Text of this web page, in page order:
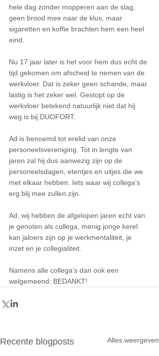
hele dag zonder mopperen aan de slag,
geen brood mee naar de klus, maar
sigaretten en koffie brachten hem een heel
eind.
Nu 17 jaar later is het voor hem dus echt de
tijd gekomen om afscheid te nemen van de
werkvloer. Dat is zeker geen schande, maar
lastig is het zeker wel. Gestopt op de
werkvloer betekend natuurlijk niet dat hij
weg is bij DUOFORT.
Ad is benoemd tot erelid van onze
personeelsvereniging. Tot in lengte van
jaren zal hij dus aanwezig zijn op de
personeelsdagen, etentjes en uitjes die we
met elkaar hebben. Iets waar wij collega’s
erg blij mee zullen zijn.
Ad, wij hebben de afgelopen jaren echt van
je genoten als collega, menig jonge kerel
kan jaloers zijn op je werkmentaliteit, je
inzet en je collegialiteit.
Namens alle collega’s dan ook een
welgemeend: BEDANKT!
Recente blogposts Alles weergeven